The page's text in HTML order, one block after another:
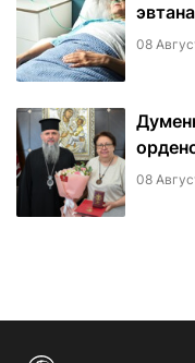
08
08